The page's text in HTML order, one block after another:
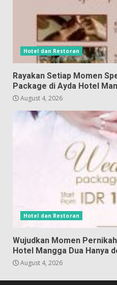
Hotel dan Restoran
Rayakan Setiap Momen
Package di Ayda Hotel
August 4, 2026
Hotel dan Restoran
Wujudkan Momen
Hotel Mangga Dua Hanya
August 4, 2026